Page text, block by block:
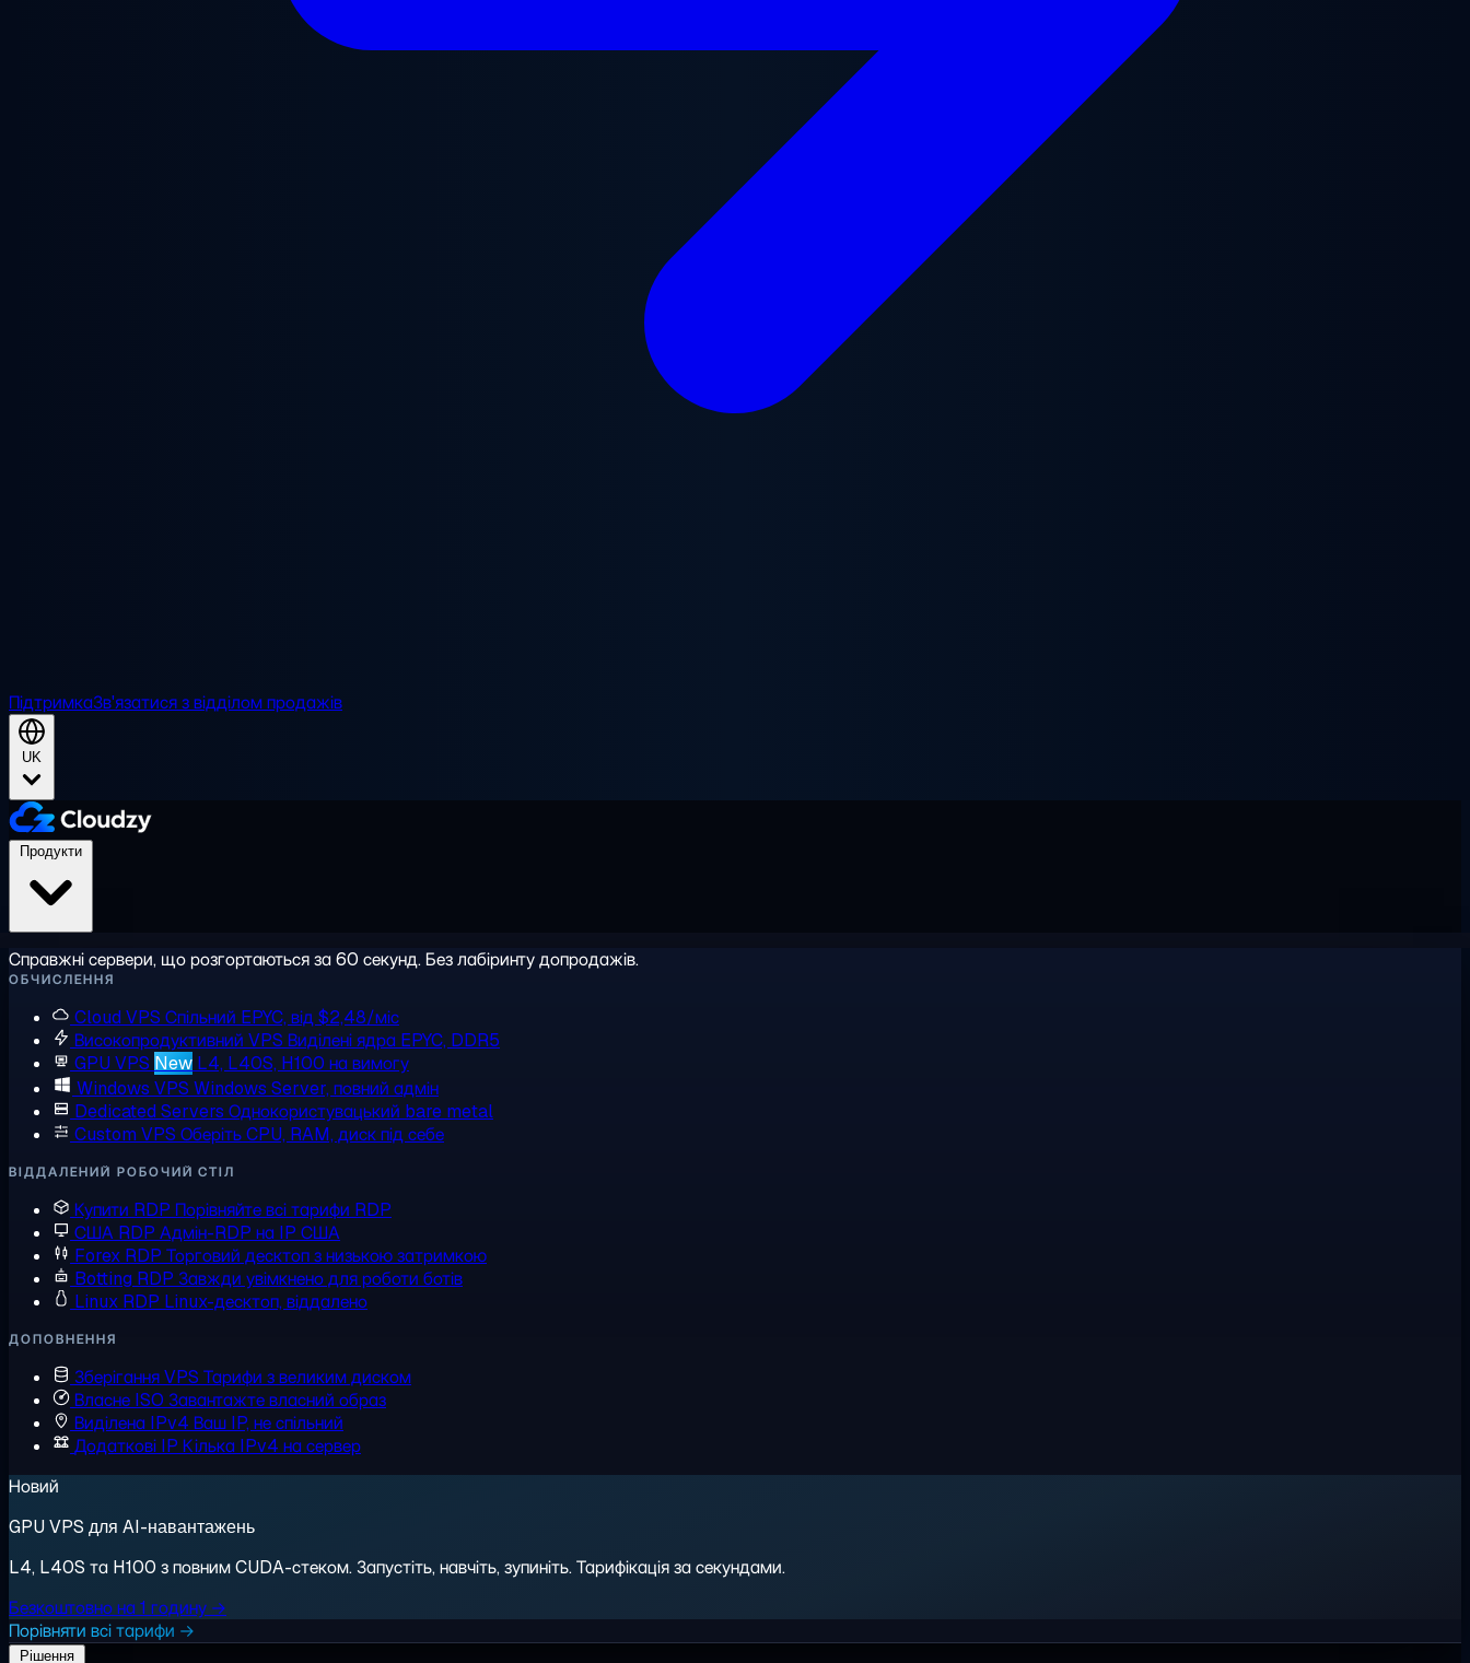
ПідтримкаЗв'язатися з відділом продажів
UK
Справжні сервери, що розгортаються за 60 секунд. Без лабіринту допродажів.
ОБЧИСЛЕННЯ
Cloud VPS Спільний EPYC, від $2,48/міс
Високопродуктивний VPS Виділені ядра EPYC, DDR5
GPU VPS New L4, L40S, H100 на вимогу
Windows VPS Windows Server, повний адмін
Dedicated Servers Однокористувацький bare metal
Custom VPS Оберіть CPU, RAM, диск під себе
ВІДДАЛЕНИЙ РОБОЧИЙ СТІЛ
Купити RDP Порівняйте всі тарифи RDP
США RDP Адмін-RDP на IP США
Forex RDP Торговий десктоп з низькою затримкою
Botting RDP Завжди увімкнено для роботи ботів
Linux RDP Linux-десктоп, віддалено
ДОПОВНЕННЯ
Зберігання VPS Тарифи з великим диском
Власне ISO Завантажте власний образ
Виділена IPv4 Ваш IP, не спільний
Додаткові IP Кілька IPv4 на сервер
Новий
GPU VPS для AI-навантажень
L4, L40S та H100 з повним CUDA-стеком. Запустіть, навчіть, зупиніть. Тарифікація за секундами.
Безкоштовно на 1 годину →
Порівняти всі тарифи →